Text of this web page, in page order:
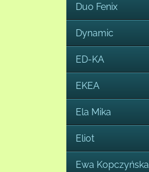
Duo Fenix
Dynamic
ED-KA
EKEA
Ela Mika
Eliot
Ewa Kopczyńska